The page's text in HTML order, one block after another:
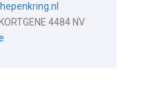
4484 NV